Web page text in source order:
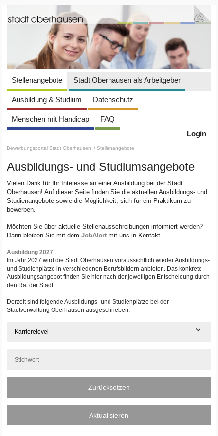
Stellenangebote Stadt Oberhausen als Arbeitgeber
Ausbildung & Studium Datenschutz
Menschen mit Handicap
FAQ
Login
Bewerbungsportal Stadt Oberhausen / Stellenangebote
Ausbildungs- und Studiumsangebote
Vielen Dank für Ihr Interesse an einer Ausbildung bei der Stadt
Oberhausen! Auf dieser Seite finden Sie die aktuellen Ausbildungs- und
Studienangebote sowie die Möglichkeit, sich für ein Praktikum zu
bewerben.
Möchten Sie über aktuelle Stellenausschreibungen informiert werden?
Dann bleiben Sie mit demJobAlert mit uns in Kontakt.
Ausbildung 2027
Im Jahr 2027 wird die Stadt Oberhausen voraussichtlich wieder Ausbildungs-
und Studienplätze in verschiedenen Berufsbildern anbieten. Das konkrete
Ausbildungsangebot finden Sie hier nach der jeweiligen Entscheidung durch
den Rat der Stadt.
Derzeit sind folgende Ausbildungs- und Studienplätze bei der
Stadtverwaltung Oberhausen ausgeschrieben:
Karrierelevel
Zurücksetzen
Aktualisieren